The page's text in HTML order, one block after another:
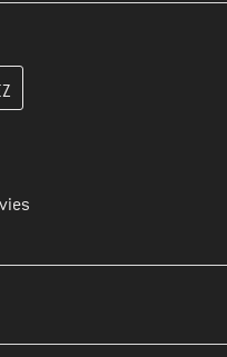
votre compte client à la